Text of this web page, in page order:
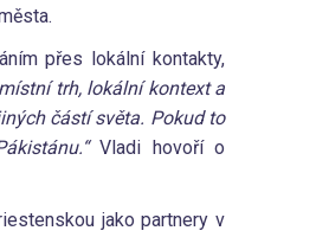
přes lokální kontakty,
trh, lokální kontext a
částí světa. Pokud to
Vladi hovoří o
jako partnery v